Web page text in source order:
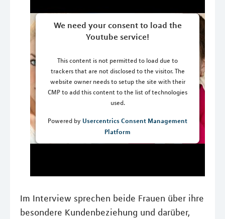
We need your consent to load the
Youtube service!
This content is not permitted to load due to
trackers that are not disclosed to the visitor. The
website owner needs to setup the site with their
CMP to add this content to the list of technologies
used.
Powered by Usercentrics Consent Management
Platform
Im Interview sprechen beide Frauen über ihre
besondere Kundenbeziehung und darüber,